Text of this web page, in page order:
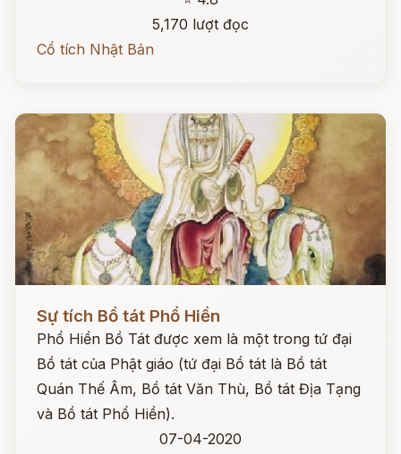
5,170 lượt đọc
Cổ tích Nhật Bản
Sự tích Bồ tát Phổ Hiền
Phổ Hiền Bồ Tát được xem là một trong tứ đại
Bồ tát của Phật giáo (tứ đại Bồ tát là Bồ tát
Quán Thế Âm, Bồ tát Văn Thù, Bồ tát Địa Tạng
và Bồ tát Phổ Hiền).
07-04-2020